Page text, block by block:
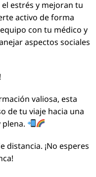
estrés y mejoran tu
activo de forma
con tu médico y
aspectos sociales
valiosa, esta
de tu viaje hacia una
distancia. ¡No esperes